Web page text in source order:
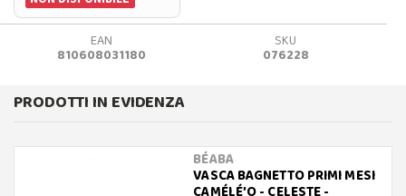
EAN
810608031180
SKU
076228
PRODOTTI IN EVIDENZA
BÉABA
VASCA BAGNETTO PRIMI MESI